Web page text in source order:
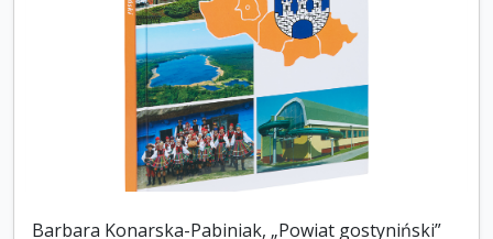
Barbara Konarska-Pabiniak, „Powiat gostyniński”